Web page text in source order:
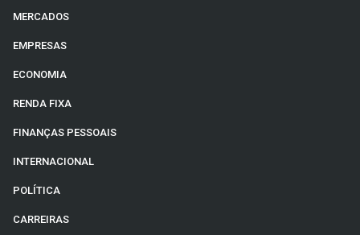
MERCADOS
EMPRESAS
ECONOMIA
RENDA FIXA
FINANÇAS PESSOAIS
INTERNACIONAL
POLÍTICA
CARREIRAS